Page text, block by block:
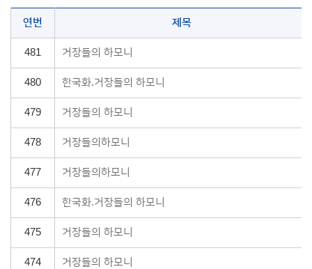
연번 제목
481 거장들의 하모니
480 한국화.거장들의 하모니
479 거장들의 하모니
478 거장들의하모니
477 거장들의하모니
476 한국화.거장들의 하모니
475 거장들의 하모니
474 거장들의 하모니